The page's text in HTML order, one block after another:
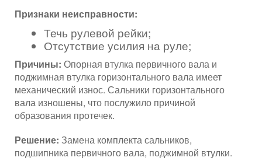
Признаки неисправности:
Течь рулевой рейки;
Отсутствие усилия на руле;
Причины: Опорная втулка первичного вала и
поджимная втулка горизонтального вала имеет
механический износ. Сальники горизонтального
вала изношены, что послужило причиной
образования протечек.
Решение: Замена комплекта сальников,
подшипника первичного вала, поджимной втулки.